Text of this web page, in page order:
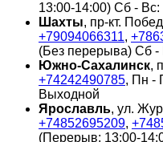
13:00-14:00) Сб -
Шахты, пр-кт.
+79094066311,
(Без перерыва) Сб
Южно-Сахалинск,
+74242490785, Пн -
Выходной
Ярославль, ул.
+74852695209,
(Перерыв: 13:00-